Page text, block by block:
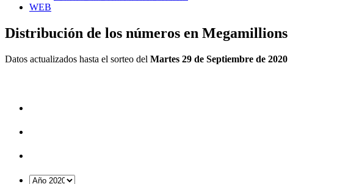
WEB
Distribución de los números en Megamillions
Datos actualizados hasta el sorteo del Martes 29 de Septiembre de 2020